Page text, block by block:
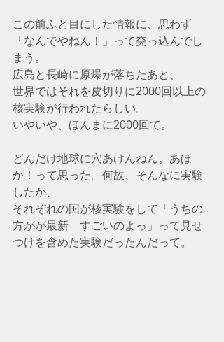
この前ふと目にした情報に、思わず
「なんでやねん！」って突っ込んでし
まう。
広島と長崎に原爆が落ちたあと、
世界ではそれを皮切りに2000回以上の
核実験が行われたらしい。
いやいや、ほんまに2000回て。
どんだけ地球に穴あけんねん。あほ
か！って思った。何故、そんなに実験
したか、
それぞれの国が核実験をして「うちの
方がが最新　すごいのよっ」って見せ
つけを含めた実験だったんだって。